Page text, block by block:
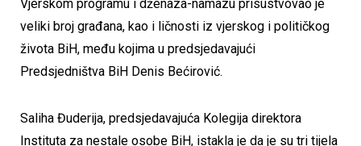
Vjerskom programu i dženaza-namazu prisustvovao je
veliki broj građana, kao i ličnosti iz vjerskog i političkog
života BiH, među kojima u predsjedavajući
Predsjedništva BiH Denis Bećirović.
Saliha Đuderija, predsjedavajuća Kolegija direktora
Instituta za nestale osobe BiH, istakla je da je su tri tijela